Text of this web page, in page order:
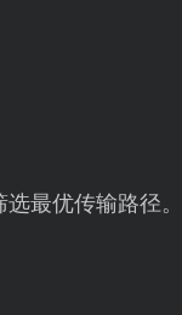
最优传输路径